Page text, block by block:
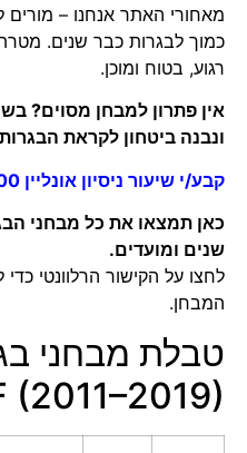
מאחורי האתר אנחנו – מורים
כמוך לבגרות כבר שנים.
רגוע, בטוח ומוכן.
אין פתרון למבחן מסוים?
ונבנה ביטחון לקראת
קבע/י שיעור ניסיון אונליין 100 ש"ח בלבד
שנים ומועדים.
לחצו על הקישור הרלוונטי
המבחן.
טבלת מבחני
(2011–2019)